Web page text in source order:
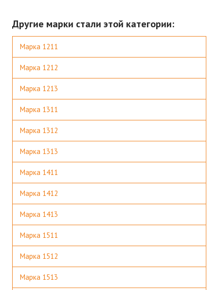
Другие марки стали этой категории:
Марка 1211
Марка 1212
Марка 1213
Марка 1311
Марка 1312
Марка 1313
Марка 1411
Марка 1412
Марка 1413
Марка 1511
Марка 1512
Марка 1513